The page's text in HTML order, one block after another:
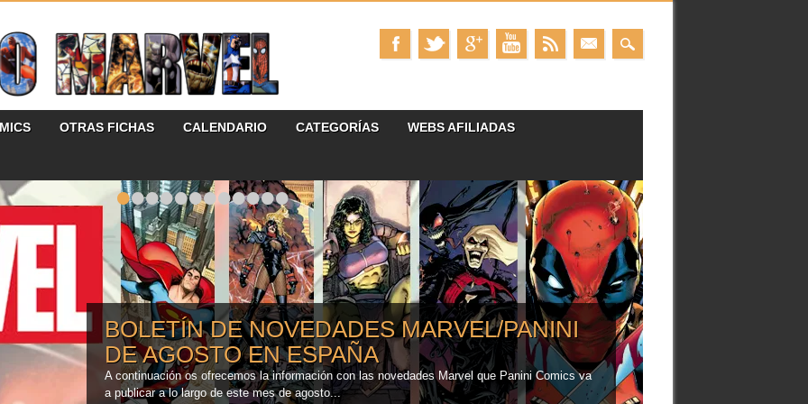
OTRAS FICHAS CALENDARIO CATEGORÍAS WEBS AFILIADAS
••••••••••••
CRONOLOGÍA MARVEL EN TOMOS [HASTA
EL AÑO 2005]
Actualización: Actualizado con las últimas novedades y fichas. Enlace a la cronología del
2006 en adelante. El objetivo de este espacio es...